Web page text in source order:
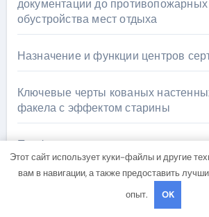
документации до
обустройства мест отдыха
Назначение и функции центров
Ключевые черты кованых
факела с эффектом старины
Профессиональная косметика и
электрооборудование для
наращивания ресниц и депиляции
Аттестация реставраторов для
Этот сайт использует куки-файлы и другие
вам в навигации, а также предоставить
опыт.
OK